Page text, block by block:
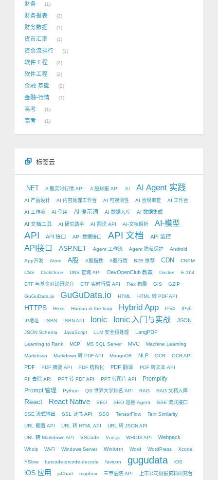
财务 1
财务报表 2
财务数据 1
货币汇率 1
资金流排行 1
软件工程 2
软件工程 2
金融-基础 2
金融-行情 1
高考 1
高考 1
标签云
.NET A 股实时行情 API A 股财报 API AI AI Agent 实践
AI 产品设计 AI 内容处理工作台 AI 可观测性 AI 合规审查 AI 工作台
AI 工作流 AI 引用 AI 提示词 AI 数据入库 AI 数据集成
AI 文档工具 AI 研究助手 AI 翻译 API AI-文档解析 AI-模型
API API 接口 API 数据接口 API 文档 API 监控
API接口 ASP.NET Agent 工作流 Agent 隐私保护 Android
App开发 Atom A股 A股指数 A股行情 B2B 推荐 CDN CNPM
CSS ClickOnce DNS 查询 API DevOpenClub 教案 Docker E.164
ETF 与基金对比研究台 ETF 实时行情 API Flex 布局 GIS GZIP
GuGuData.ai GuGuData.io HTML HTML 转 PDF API
HTTPS Hexo Human in the loop Hybrid App IPv4 IPv6
IP地址 ISBN ISBN API Ionic Ionic 入门与实战 JSON
JSON Schema JavaScript LLM 安全预处理 LangPDF
Learning to Rank MCP MS SQL Server MVC Machine Learning
Markdown Markdown 转 PDF API MongoDB NLP OCR OCR API
PDF PDF 摘要 API PDF 结构化 PDF 翻译 PDF 转文本 API
PII 去除 API PPT 转 PDF API PPT 转图片 API
Promplify
Prompt 管理
Python QS 世界大学排名 API RAG RAG 文档入库
React React Native SEO SEO 巡检 Agent SSE 流式接口
SSE 流式输出 SSL 证书 API SSO TensorFlow Text Similarity
URL 截图 API URL 转 HTML API URL 转 JSON API
URL 转 Markdown API VSCode Vue.js WHOIS API Webpack
Whois Wi-Fi Windows Server Winform Word WordPress Xcode
YSlow barcode-qrcode-decode favicon gugudata iOS
iOS 应用 jsChart mapbox 三甲医院 API 上市公司财报资料研究台